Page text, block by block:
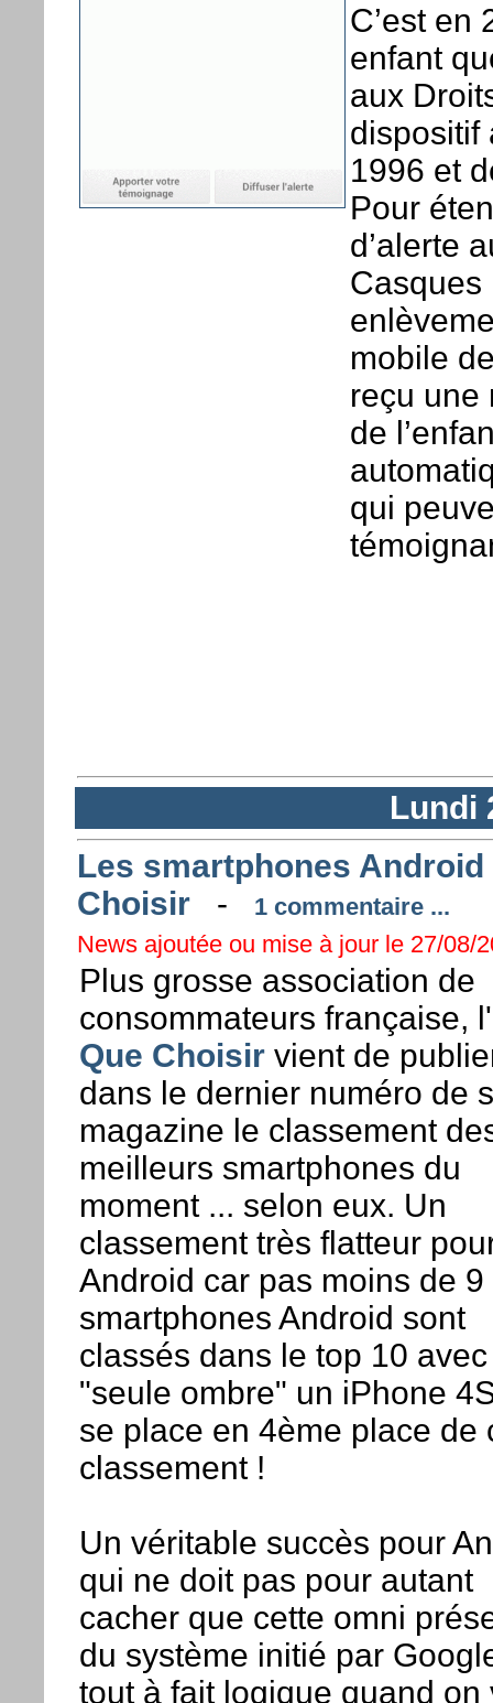
C’est en
enfant
aux
dispositif
1996 et
Pour
d’alerte
Casques
mobile
reçu une
de
qui
Lundi
Les smartphones
Choisir-
1 commentaire ...
News ajoutée ou mise à jour le 27/08/
Plus grosse association de
consommateurs française, l'
Que Choisirvient de
dans le dernier numéro de
magazine le classement
meilleurs smartphones du
moment ... selon eux. Un
classement très flatteur
Android car pas moins de 9
smartphones Android sont
classés dans le top 10 avec
"seule ombre" un iPhone
se place en 4ème place de
classement !
Un véritable succès pour
qui ne doit pas pour autant
cacher que cette omni
du système initié par
tout à fait logique quand on